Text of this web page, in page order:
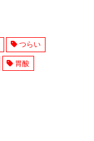
つらい
胃酸